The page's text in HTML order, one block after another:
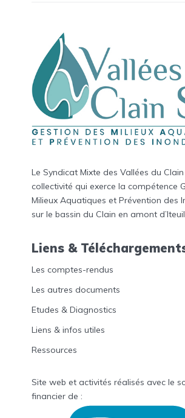
Le Syndicat Mixte des Vallées du
collectivité qui exerce la compétence
Milieux Aquatiques et Prévention des
sur le bassin du Clain en amont
Liens &
Les comptes-rendus
Les autres documents
Etudes & Diagnostics
Liens & infos utiles
Ressources
Site web et activités réalisés avec le
financier de :